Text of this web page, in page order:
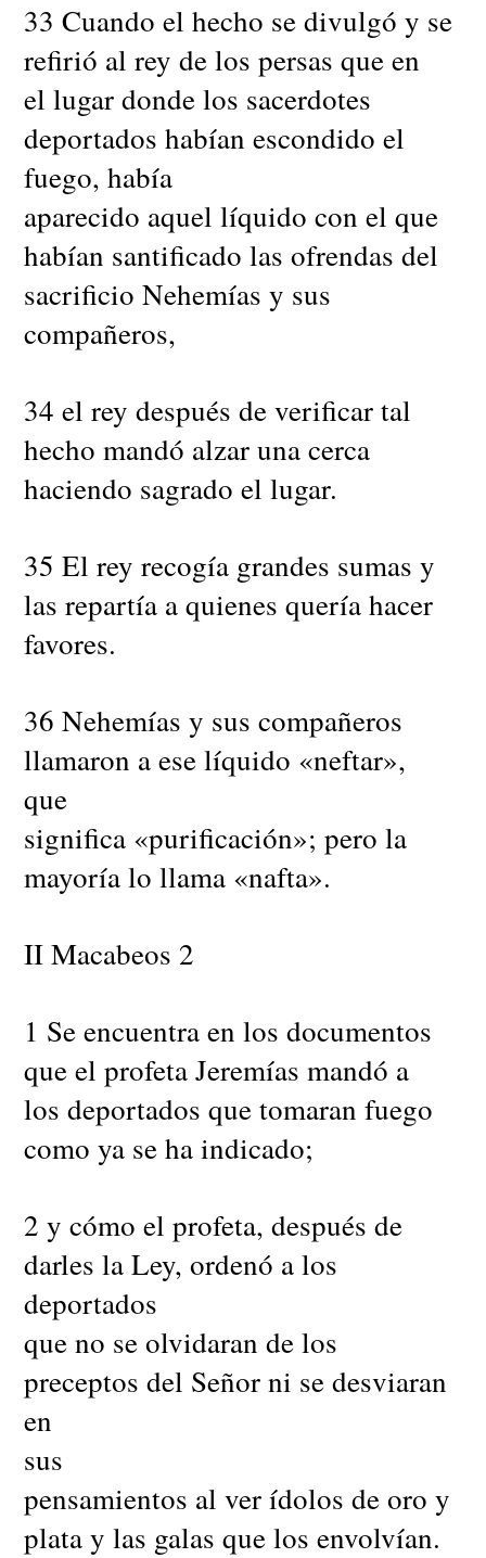
33 Cuando el hecho se divulgó y se
refirió al rey de los persas que en
el lugar donde los sacerdotes
deportados habían escondido el
fuego, había
aparecido aquel líquido con el que
habían santificado las ofrendas del
sacrificio Nehemías y sus
compañeros,
34 el rey después de verificar tal
hecho mandó alzar una cerca
haciendo sagrado el lugar.
35 El rey recogía grandes sumas y
las repartía a quienes quería hacer
favores.
36 Nehemías y sus compañeros
llamaron a ese líquido «neftar»,
que
significa «purificación»; pero la
mayoría lo llama «nafta».
II Macabeos 2
1 Se encuentra en los documentos
que el profeta Jeremías mandó a
los deportados que tomaran fuego
como ya se ha indicado;
2 y cómo el profeta, después de
darles la Ley, ordenó a los
deportados
que no se olvidaran de los
preceptos del Señor ni se desviaran
en
sus
pensamientos al ver ídolos de oro y
plata y las galas que los envolvían.